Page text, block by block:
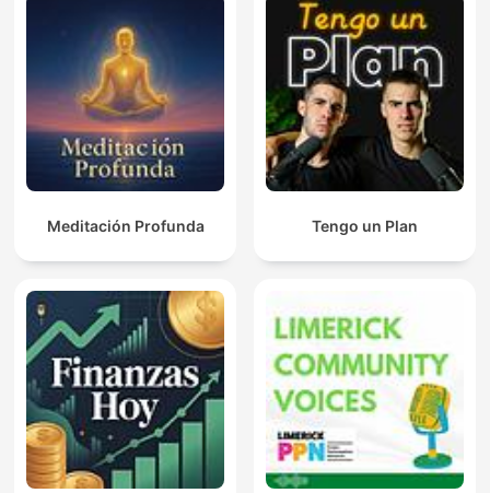
Meditación Profunda Tengo un Plan